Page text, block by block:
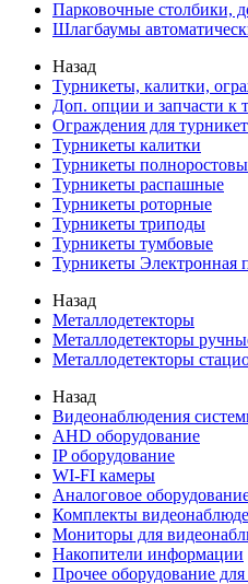
Парковочные столбики,
Шлагбаумы
Назад
Турникеты, калитки,
Доп. опции и запчасти к
Ограждения для
Турникеты калитки
Турникеты
Турникеты распашные
Турникеты роторные
Турникеты триподы
Турникеты тумбовые
Турникеты Электронная
Назад
Металлодетекторы
Металлодетекторы
Металлодетекторы
Назад
Видеонаблюдения
AHD оборудование
IP оборудование
WI-FI камеры
Аналоговое
Комплекты
Мониторы для
Накопители информации
Прочее оборудование